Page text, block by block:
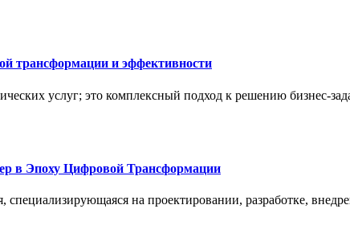
трансформации и эффективности
услуг; это комплексный подход к решению бизнес-
в Эпоху Цифровой Трансформации
специализирующаяся на проектировании, разработке,